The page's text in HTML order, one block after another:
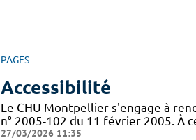
PAGES
Accessibilité
Le CHU Montpellier s'engage à
n° 2005-102 du 11 février 2005.
27/03/2026 11:35